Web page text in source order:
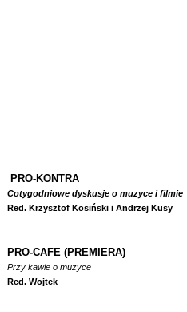
PRO-KONTRA
Cotygodniowe dyskusje o muzyce i filmie
Red. Krzysztof Kosiński i Andrzej Kusy
PRO-CAFE (PREMIERA)
Przy kawie o muzyce
Red. Wojtek